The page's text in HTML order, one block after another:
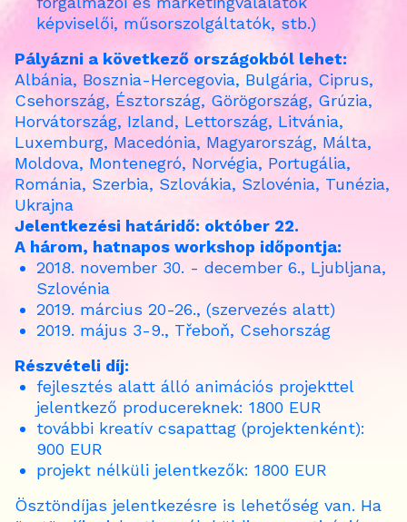
képviselői, műsorszolgáltatók, stb.)
Pályázni a következő országokból lehet:
Albánia, Bosznia-Hercegovia, Bulgária, Ciprus,
Csehország, Észtország, Görögország, Grúzia,
Horvátország, Izland, Lettország, Litvánia,
Luxemburg, Macedónia, Magyarország, Málta,
Moldova, Montenegró, Norvégia, Portugália,
Románia, Szerbia, Szlovákia, Szlovénia, Tunézia,
Ukrajna
Jelentkezési határidő: október 22.
A három, hatnapos workshop időpontja:
2018. november 30. - december 6., Ljubljana,
Szlovénia
2019. március 20-26., (szervezés alatt)
2019. május 3-9., Třeboň, Csehország
Részvételi díj:
fejlesztés alatt álló animációs projekttel
jelentkező producereknek: 1800 EUR
további kreatív csapattag (projektenként):
900 EUR
projekt nélküli jelentkezők: 1800 EUR
Ösztöndíjas jelentkezésre is lehetőség van. Ha